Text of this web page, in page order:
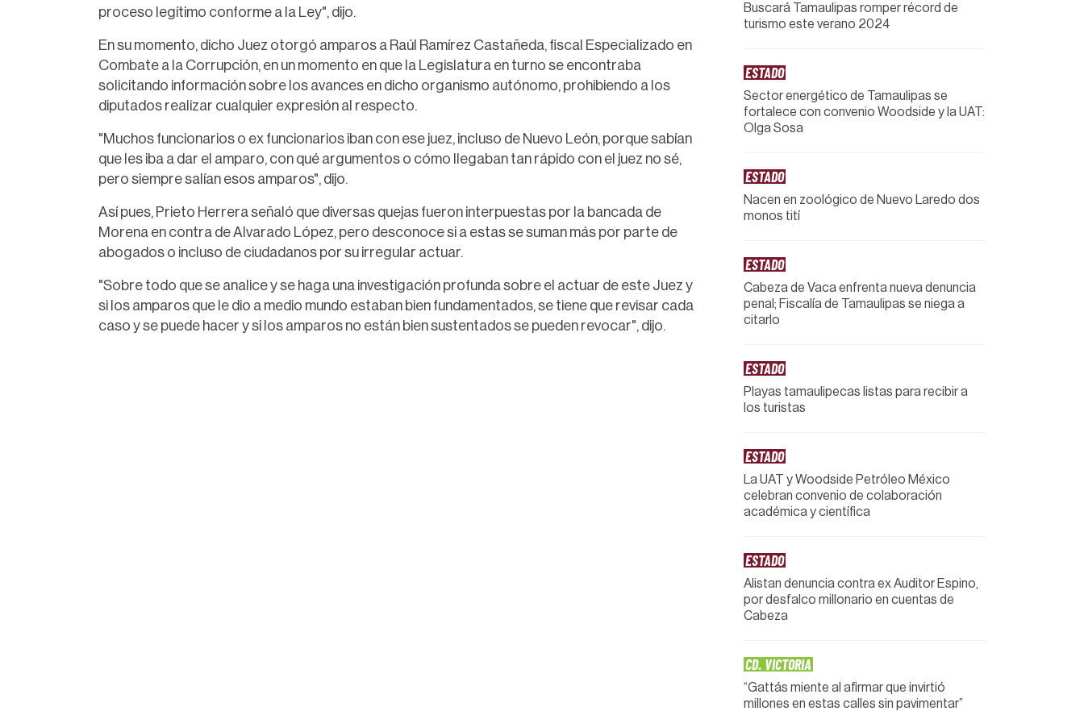
proceso legítimo conforme a la Ley", dijo.
En su momento, dicho Juez otorgó amparos a Raúl Ramírez Castañeda, fiscal Especializado en
Combate a la Corrupción, en un momento en que la Legislatura en turno se encontraba
solicitando información sobre los avances en dicho organismo autónomo, prohibiendo a los
diputados realizar cualquier expresión al respecto.
"Muchos funcionarios o ex funcionarios iban con ese juez, incluso de Nuevo León, porque sabían
que les iba a dar el amparo, con qué argumentos o cómo llegaban tan rápido con el juez no sé,
pero siempre salían esos amparos", dijo.
Así pues, Prieto Herrera señaló que diversas quejas fueron interpuestas por la bancada de
Morena en contra de Alvarado López, pero desconoce si a estas se suman más por parte de
abogados o incluso de ciudadanos por su irregular actuar.
"Sobre todo que se analice y se haga una investigación profunda sobre el actuar de este Juez y
si los amparos que le dio a medio mundo estaban bien fundamentados, se tiene que revisar cada
caso y se puede hacer y si los amparos no están bien sustentados se pueden revocar", dijo.
Buscará Tamaulipas romper récord de
turismo este verano 2024
ESTADO
Sector energético de Tamaulipas se
fortalece con convenio Woodside y la UAT:
Olga Sosa
ESTADO
Nacen en zoológico de Nuevo Laredo dos
monos tití
ESTADO
Cabeza de Vaca enfrenta nueva denuncia
penal; Fiscalía de Tamaulipas se niega a
citarlo
ESTADO
Playas tamaulipecas listas para recibir a
los turistas
ESTADO
La UAT y Woodside Petróleo México
celebran convenio de colaboración
académica y científica
ESTADO
Alistan denuncia contra ex Auditor Espino,
por desfalco millonario en cuentas de
Cabeza
CD. VICTORIA
“Gattás miente al afirmar que invirtió
millones en estas calles sin pavimentar”